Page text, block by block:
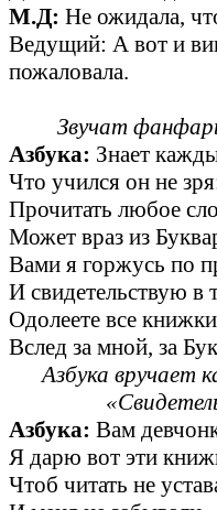
М.Д: Не ожидала,
Ведущий: А вот и
пожаловала.
Звучат
Азбука: Знает
Что учился он не
Прочитать любое
Может враз из
Вами я горжусь по
И свидетельствую в
Одолеете все книжки
Вслед за мной, за
Азбука вручает
Азбука: Вам
Я дарю вот эти
Чтоб читать не